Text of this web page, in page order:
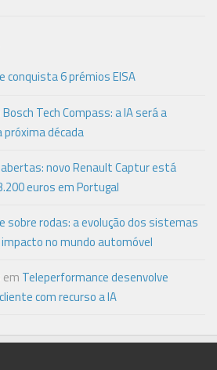
conquista 6 prémios EISA
Bosch Tech Compass: a IA será a
década
novo Renault Captur está
euros em Portugal
sobre rodas: a evolução dos sistemas
no mundo automóvel
em Teleperformance desenvolve
com recurso a IA